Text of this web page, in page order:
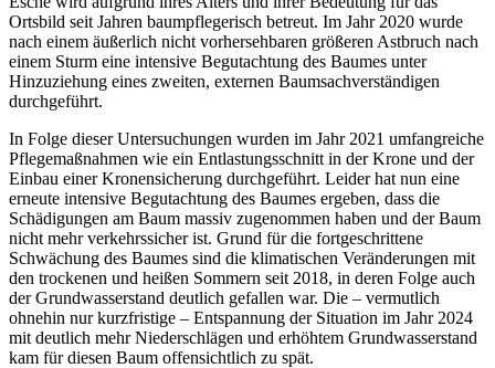
Ortsbild seit Jahren baumpflegerisch betreut. Im Jahr 2020 wurde
nach einem äußerlich nicht vorhersehbaren größeren Astbruch nach
einem Sturm eine intensive Begutachtung des Baumes unter
Hinzuziehung eines zweiten, externen Baumsachverständigen
durchgeführt.
In Folge dieser Untersuchungen wurden im Jahr 2021 umfangreiche
Pflegemaßnahmen wie ein Entlastungsschnitt in der Krone und der
Einbau einer Kronensicherung durchgeführt. Leider hat nun eine
erneute intensive Begutachtung des Baumes ergeben, dass die
Schädigungen am Baum massiv zugenommen haben und der Baum
nicht mehr verkehrssicher ist. Grund für die fortgeschrittene
Schwächung des Baumes sind die klimatischen Veränderungen mit
den trockenen und heißen Sommern seit 2018, in deren Folge auch
der Grundwasserstand deutlich gefallen war. Die – vermutlich
ohnehin nur kurzfristige – Entspannung der Situation im Jahr 2024
mit deutlich mehr Niederschlägen und erhöhtem Grundwasserstand
kam für diesen Baum offensichtlich zu spät.